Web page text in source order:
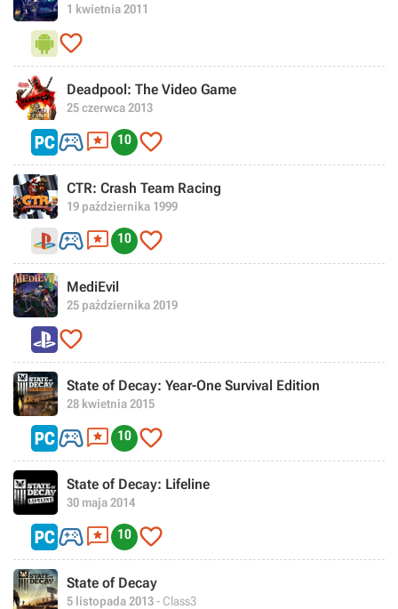
1 kwietnia 2011

Deadpool: The Video Game
25 czerwca 2013
 10 
CTR: Crash Team Racing
19 października 1999
 10 
MediEvil
25 października 2019

State of Decay: Year-One Survival Edition
28 kwietnia 2015
 10 
State of Decay: Lifeline
30 maja 2014
 10 
State of Decay
5 listopada 2013- Class3